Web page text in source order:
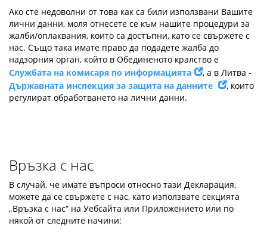
Ако сте недоволни от това как са били използвани Вашите
лични данни, моля отнесете се към нашите процедури за
жалби/оплаквания, които са достъпни, като се свържете с
нас. Също така имате право да подадете жалба до
надзорния орган, който в Обединеното кралство е
Службата на комисаря по информацията
, а в Литва -
Държавната инспекция за защита на данните
, които
регулират обработването на лични данни.
Връзка с нас
В случай, че имате въпроси относно тази Декларация,
можете да се свържете с нас, като използвате секцията
„Връзка с нас“ на Уебсайта или Приложението или по
някой от следните начини: